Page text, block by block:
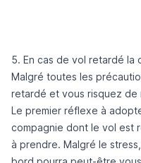
5. En cas de vol retardé la
Malgré toutes les
retardé et vous risquez de
Le premier réflexe à
compagnie dont le vol est
à prendre. Malgré le